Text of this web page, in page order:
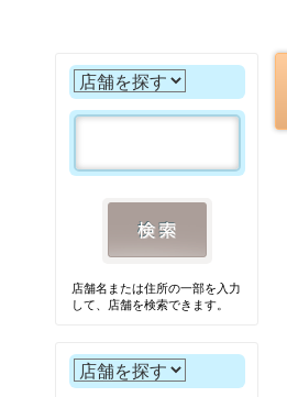
店舗名または住所の一部を入力
して、店舗を検索できます。